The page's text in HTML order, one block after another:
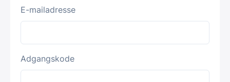
E-mailadresse
Adgangskode